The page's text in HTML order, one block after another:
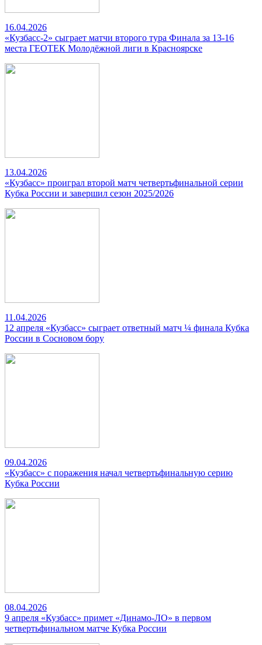
16.04.2026
«Кузбасс-2» сыграет матчи второго тура Финала за 13-16
места ГЕОТЕК Молодёжной лиги в Красноярске
13.04.2026
«Кузбасс» проиграл второй матч четвертьфинальной серии
Кубка России и завершил сезон 2025/2026
11.04.2026
12 апреля «Кузбасс» сыграет ответный матч ¼ финала Кубка
России в Сосновом бору
09.04.2026
«Кузбасс» с поражения начал четвертьфинальную серию
Кубка России
08.04.2026
9 апреля «Кузбасс» примет «Динамо-ЛО» в первом
четвертьфинальном матче Кубка России